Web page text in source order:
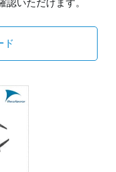
認いただけます。
ド